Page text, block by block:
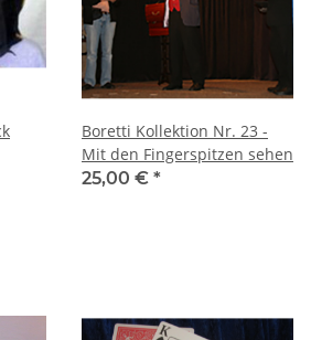
Boretti Kollektion Nr. 23 -
Mit den Fingerspitzen sehen
25,00 € *